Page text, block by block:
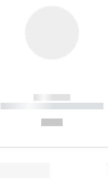
------------
----------- ----------- ----------